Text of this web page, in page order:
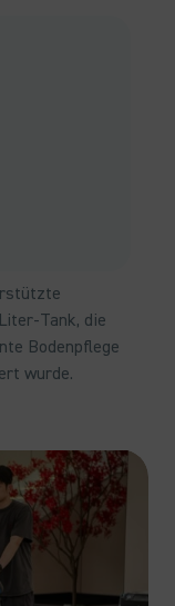
Tank, die
Bodenpflege
wurde.